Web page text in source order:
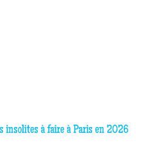
insolites à faire à Paris en 2026